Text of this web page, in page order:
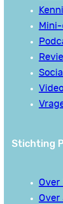
Stichting
Over
Over